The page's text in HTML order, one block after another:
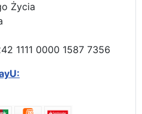
Życia
1111 0000 1587 7356